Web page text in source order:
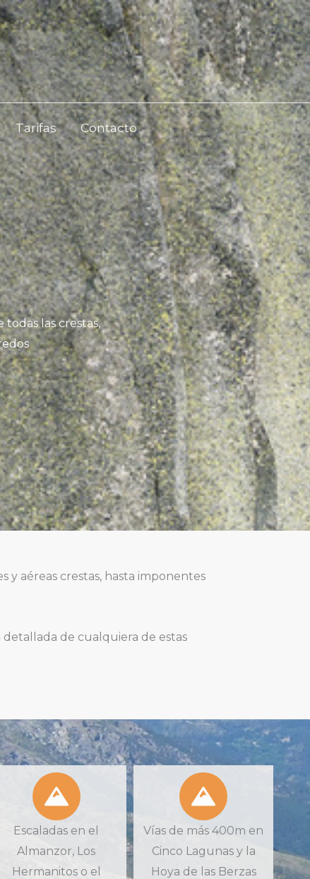
Tarifas Contacto
las crestas,
y aéreas crestas, hasta imponentes
detallada de cualquiera de estas
Escaladas en el
Almanzor, Los
Hermanitos o el
Vías de más 400m en
Cinco Lagunas y la
Hoya de las Berzas